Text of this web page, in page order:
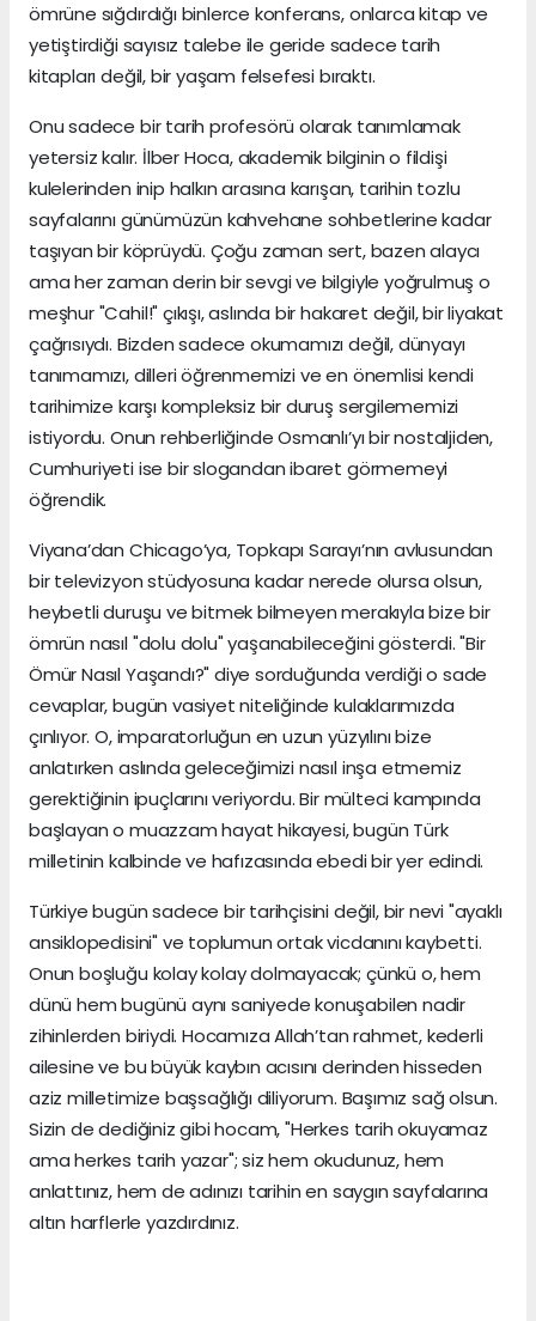
ömrüne sığdırdığı binlerce konferans, onlarca kitap ve
yetiştirdiği sayısız talebe ile geride sadece tarih
kitapları değil, bir yaşam felsefesi bıraktı.
Onu sadece bir tarih profesörü olarak tanımlamak
yetersiz kalır. İlber Hoca, akademik bilginin o fildişi
kulelerinden inip halkın arasına karışan, tarihin tozlu
sayfalarını günümüzün kahvehane sohbetlerine kadar
taşıyan bir köprüydü. Çoğu zaman sert, bazen alaycı
ama her zaman derin bir sevgi ve bilgiyle yoğrulmuş o
meşhur "Cahil!" çıkışı, aslında bir hakaret değil, bir liyakat
çağrısıydı. Bizden sadece okumamızı değil, dünyayı
tanımamızı, dilleri öğrenmemizi ve en önemlisi kendi
tarihimize karşı kompleksiz bir duruş sergilememizi
istiyordu. Onun rehberliğinde Osmanlı’yı bir nostaljiden,
Cumhuriyeti ise bir slogandan ibaret görmemeyi
öğrendik.
Viyana’dan Chicago’ya, Topkapı Sarayı’nın avlusundan
bir televizyon stüdyosuna kadar nerede olursa olsun,
heybetli duruşu ve bitmek bilmeyen merakıyla bize bir
ömrün nasıl "dolu dolu" yaşanabileceğini gösterdi. "Bir
Ömür Nasıl Yaşandı?" diye sorduğunda verdiği o sade
cevaplar, bugün vasiyet niteliğinde kulaklarımızda
çınlıyor. O, imparatorluğun en uzun yüzyılını bize
anlatırken aslında geleceğimizi nasıl inşa etmemiz
gerektiğinin ipuçlarını veriyordu. Bir mülteci kampında
başlayan o muazzam hayat hikayesi, bugün Türk
milletinin kalbinde ve hafızasında ebedi bir yer edindi.
Türkiye bugün sadece bir tarihçisini değil, bir nevi "ayaklı
ansiklopedisini" ve toplumun ortak vicdanını kaybetti.
Onun boşluğu kolay kolay dolmayacak; çünkü o, hem
dünü hem bugünü aynı saniyede konuşabilen nadir
zihinlerden biriydi. Hocamıza Allah’tan rahmet, kederli
ailesine ve bu büyük kaybın acısını derinden hisseden
aziz milletimize başsağlığı diliyorum. Başımız sağ olsun.
Sizin de dediğiniz gibi hocam, "Herkes tarih okuyamaz
ama herkes tarih yazar"; siz hem okudunuz, hem
anlattınız, hem de adınızı tarihin en saygın sayfalarına
altın harflerle yazdırdınız.